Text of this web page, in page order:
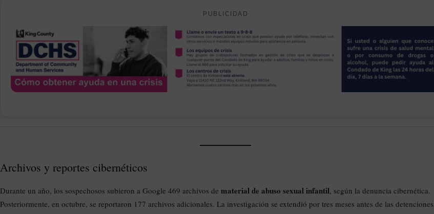
PUBLICIDAD
Archivos y reportes cibernéticos
Durante un año, los sospechosos subieron a Google 469 archivos de material de abuso sexual infantil, según la denuncia cibernética.
Posteriormente, en octubre, se reportaron 177 archivos adicionales. La investigación se extendió por tres meses antes de las detenciones.